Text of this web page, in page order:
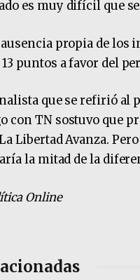
es muy difícil que
propia de los
13 puntos a favor del
que se refirió al
con TN sostuvo que
Libertad Avanza.
la mitad de la
Online